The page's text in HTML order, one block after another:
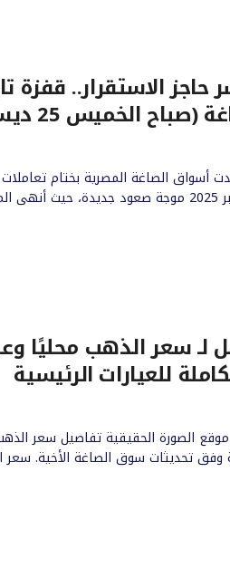
الاستقرار.. قفزة
بأسعار
أسواق الصاغة المصرية بختام تعاملات
الخميس 25 ديسمبر 2025 موجة صعود جديدة، حيث
سعر الذهب محليًا
للعيارات الرئيسية
الصورة الحقيقية تفاصيل سعر
وفق تحديثات سوق الصاغة الأخية. سعر